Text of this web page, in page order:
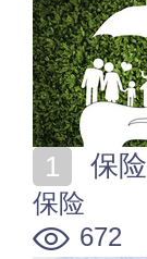
保
保险
672